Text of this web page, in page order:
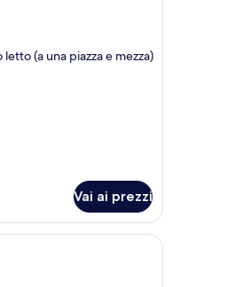
(a una piazza e mezza)
Vai ai prezzi
letto singolo con una coperta a